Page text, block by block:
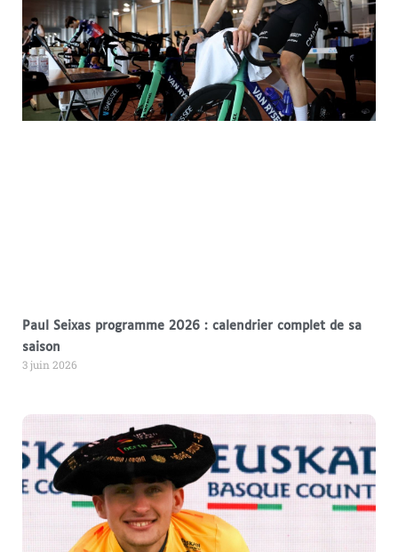
Paul Seixas programme 2026 : calendrier complet de sa
saison
3 juin 2026